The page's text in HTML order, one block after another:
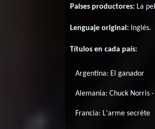
Paises productores: La
Lenguaje original: Inglés.
Títulos en cada país:
Argentina: El ganador
Alemania: Chuck Norris
Francia: L'arme secrète